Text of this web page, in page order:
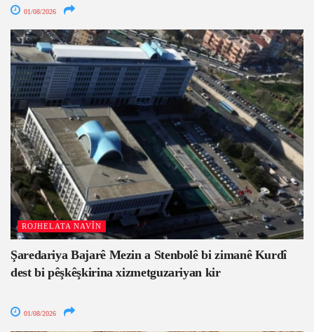
01/08/2026
ROJHELATA NAVÎN
Şaredariya Bajarê Mezin a Stenbolê bi zimanê Kurdî
dest bi pêşkêşkirina xizmetguzariyan kir
01/08/2026